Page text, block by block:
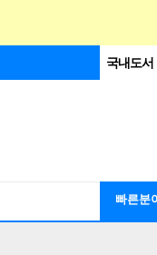
국내도서
빠른분